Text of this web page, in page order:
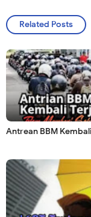
Related Posts
Antrean BBM